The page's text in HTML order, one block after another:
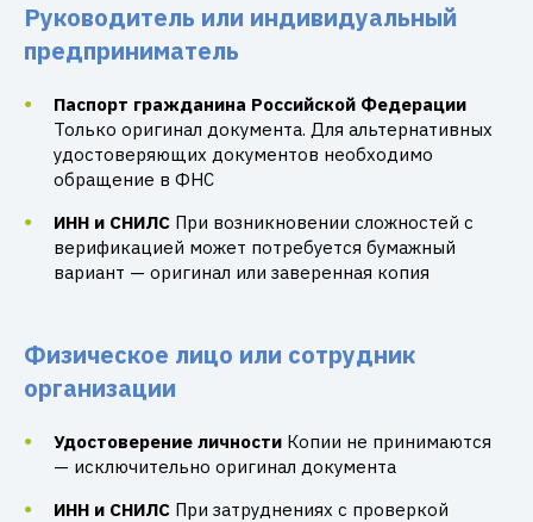
Руководитель или индивидуальный
предприниматель
Паспорт гражданина Российской Федерации
Только оригинал документа. Для альтернативных
удостоверяющих документов необходимо
обращение в ФНС
ИНН и СНИЛС При возникновении сложностей с
верификацией может потребуется бумажный
вариант — оригинал или заверенная копия
Физическое лицо или сотрудник
организации
Удостоверение личности Копии не принимаются
— исключительно оригинал документа
ИНН и СНИЛС При затруднениях с проверкой